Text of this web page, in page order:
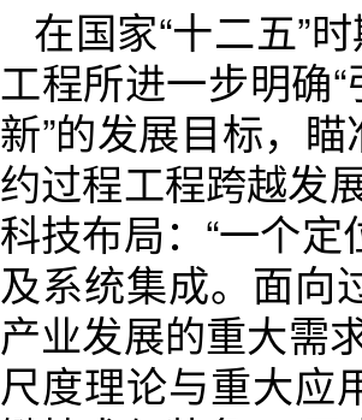
在国家“十二五”
工程所进一步明确
新”的发展目标，
约过程工程跨越发
科技布局：“一个
及系统集成。面向
产业发展的重大需
尺度理论与重大应